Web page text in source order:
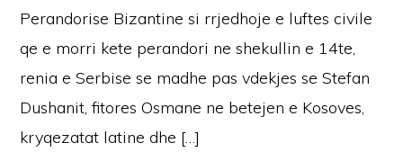
Perandorise Bizantine si rrjedhoje e luftes civile
qe e morri kete perandori ne shekullin e 14te,
renia e Serbise se madhe pas vdekjes se Stefan
Dushanit, fitores Osmane ne betejen e Kosoves,
kryqezatat latine dhe […]